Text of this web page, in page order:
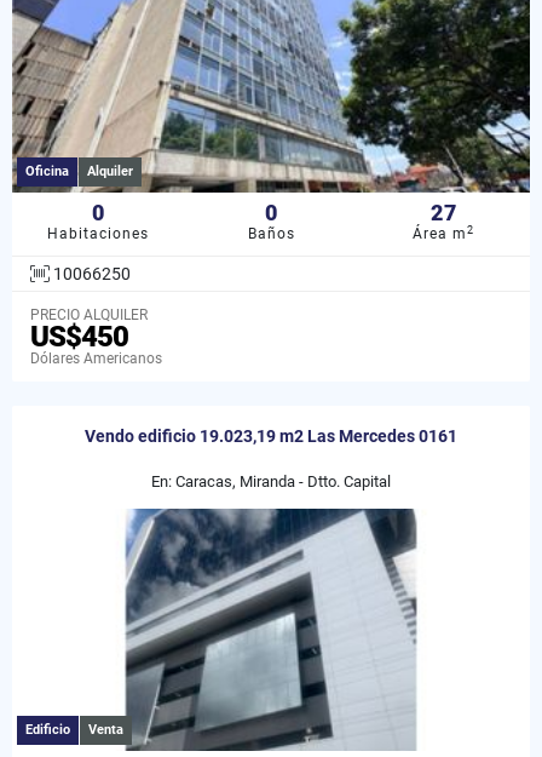
Oficina Alquiler
0
Habitaciones
0
Baños
27
Área m2
10066250
PRECIO ALQUILER
US$450
Dólares Americanos
Vendo edificio 19.023,19 m2 Las Mercedes 0161
En: Caracas, Miranda - Dtto. Capital
Edificio Venta